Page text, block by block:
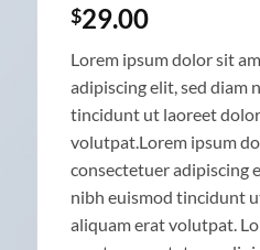
$29.00
Lorem ipsum dolor sit
adipiscing elit, sed diam
tincidunt ut laoreet
volutpat.Lorem ipsum
consectetuer adipiscing
nibh euismod tincidunt
aliquam erat volutpat.